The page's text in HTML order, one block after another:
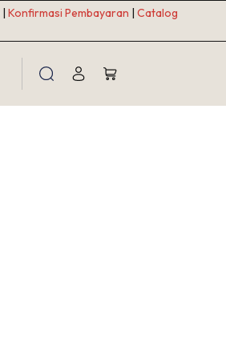
| Konfirmasi Pembayaran | Catalog
Shopping